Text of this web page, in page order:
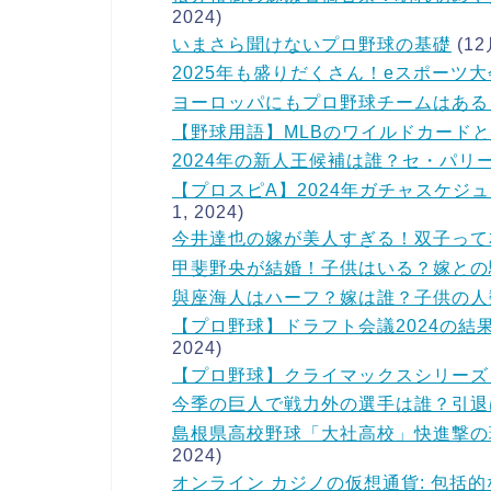
2024)
いまさら聞けないプロ野球の基礎 (12
2025年も盛りだくさん！eスポーツ
ヨーロッパにもプロ野球チームはあ
【野球用語】MLBのワイルドカード
2024年の新人王候補は誰？セ・パリ
【プロスピA】2024年ガチャスケジ
1, 2024)
今井達也の嫁が美人すぎる！双子っ
甲斐野央が結婚！子供はいる？嫁と
與座海人はハーフ？嫁は誰？子供の
【プロ野球】ドラフト会議2024の結
2024)
【プロ野球】クライマックスシリー
今季の巨人で戦力外の選手は誰？引
島根県高校野球「大社高校」快進撃
2024)
オンライン カジノの仮想通貨: 包括